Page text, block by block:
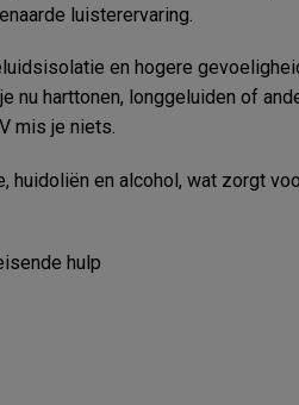
luisterervaring.
en hogere
nu harttonen, longgeluiden of
mis je niets.
en alcohol, wat zorgt
hulp